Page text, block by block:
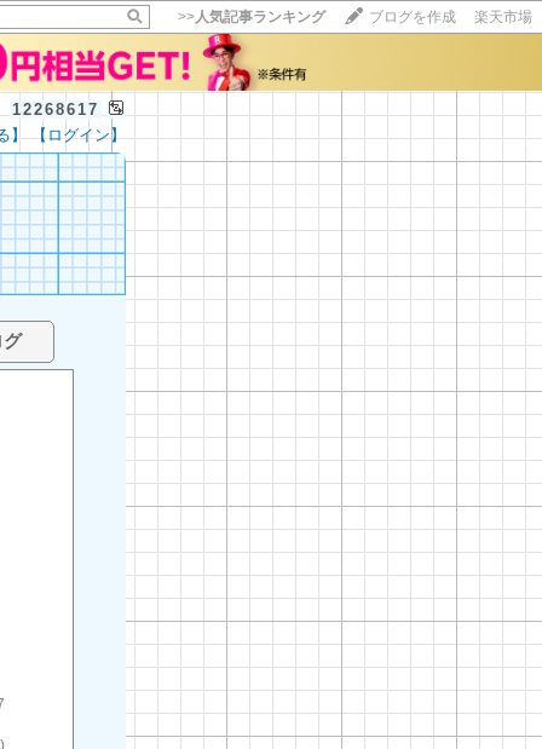
>>人気記事ランキング ブログを作成 楽天市場
12268617
】 【ログイン】
グ